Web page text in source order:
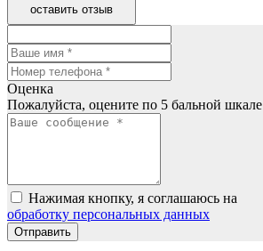
оставить отзыв
Оценка
Пожалуйста, оцените по 5 бальной шкале
Нажимая кнопку, я соглашаюсь на
обработку персональных данных